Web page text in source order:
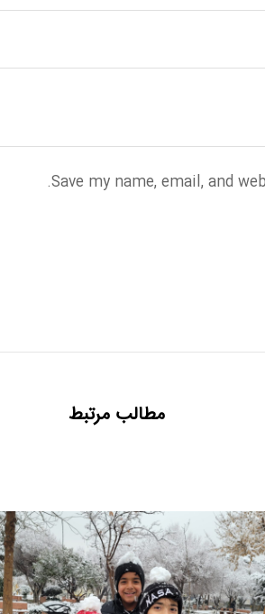
Save my name, email, and
مطالب مرتبط